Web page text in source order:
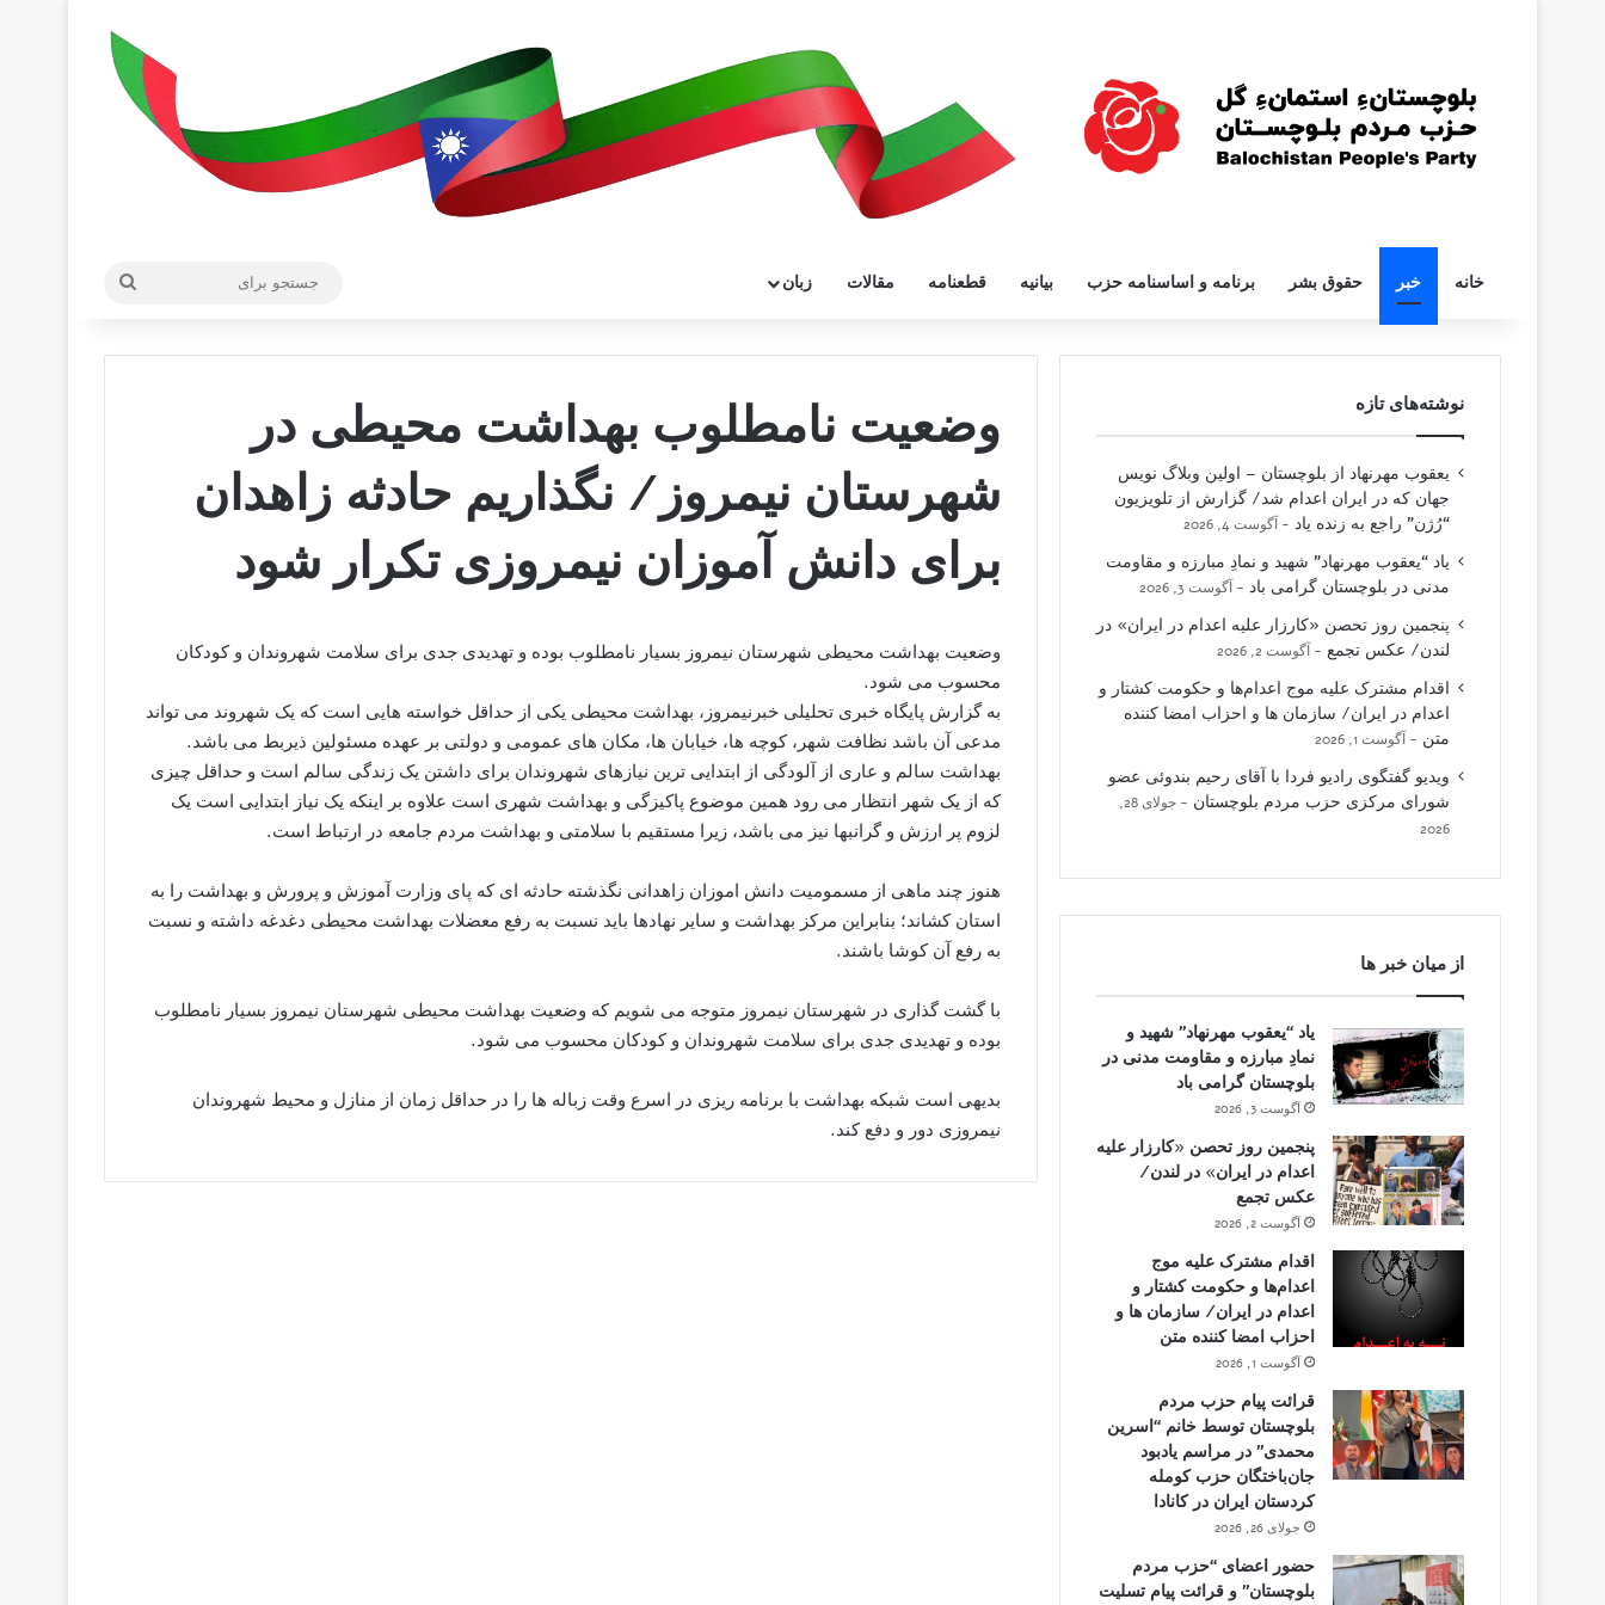
خانه خبر حقوق بشر برنامه و اساسنامه حزب بیانیه قطعنامه مقالات زبان
وضعیت نامطلوب بهداشت محیطی در
شهرستان نیمروز/ نگذاریم حادثه زاهدان
برای دانش آموزان نیمروزی تکرار شود
وضعیت بهداشت محیطی شهرستان نیمروز بسیار نامطلوب بوده و تهدیدی جدی برای سلامت شهروندان و کودکان
محسوب می شود.
به گزارش پایگاه خبری تحلیلی خبرنیمروز، بهداشت محیطی یکی از حداقل خواسته هایی است که یک شهروند می تواند
مدعی آن باشد نظافت شهر، کوچه ها، خیابان ها، مکان های عمومی و دولتی بر عهده مسئولین ذیربط می باشد.
بهداشت سالم و عاری از آلودگی از ابتدایی ترین نیازهای شهروندان برای داشتن یک زندگی سالم است و حداقل چیزی
که از یک شهر انتظار می رود همین موضوع پاکیزگی و بهداشت شهری است علاوه بر اینکه یک نیاز ابتدایی است یک
لزوم پر ارزش و گرانبها نیز می باشد، زیرا مستقیم با سلامتی و بهداشت مردم جامعه در ارتباط است.
هنوز چند ماهی از مسمومیت دانش اموزان زاهدانی نگذشته حادثه ای که پای وزارت آموزش و پرورش و بهداشت را به
استان کشاند؛ بنابراین مرکز بهداشت و سایر نهادها باید نسبت به رفع معضلات بهداشت محیطی دغدغه داشته و نسبت
به رفع آن کوشا باشند.
با گشت گذاری در شهرستان نیمروز متوجه می شویم که وضعیت بهداشت محیطی شهرستان نیمروز بسیار نامطلوب
بوده و تهدیدی جدی برای سلامت شهروندان و کودکان محسوب می شود.
بدیهی است شبکه بهداشت با برنامه ریزی در اسرع وقت زباله ها را در حداقل زمان از منازل و محیط شهروندان
نیمروزی دور و دفع کند.
نوشته‌های تازه
یعقوب مهرنهاد از بلوچستان – اولین وبلاگ نویس
جهان که در ایران اعدام شد/ گزارش از تلویزیون
“رُژن” راجع به زنده یاد
آگوست 4, 2026
یاد “یعقوب مهرنهاد” شهید و نمادِ مبارزه و مقاومت
مدنی در بلوچستان گرامی باد
آگوست 3, 2026
پنجمین روز تحصن «کارزار علیه اعدام در ایران» در
لندن/ عکس تجمع
آگوست 2, 2026
اقدام مشترک علیه موج اعدام‌ها و حکومت کشتار و
اعدام در ایران/ سازمان ها و احزاب امضا کننده
متن
آگوست 1, 2026
ویدیو گفتگوی رادیو فردا با آقای رحیم بندوئی عضو
شورای مرکزی حزب مردم بلوچستان
جولای 28,
2026
از میان خبر ها
یاد “یعقوب مهرنهاد” شهید و
نمادِ مبارزه و مقاومت مدنی در
بلوچستان گرامی باد
آگوست 3, 2026
پنجمین روز تحصن «کارزار علیه
اعدام در ایران» در لندن/
عکس تجمع
آگوست 2, 2026
اقدام مشترک علیه موج
اعدام‌ها و حکومت کشتار و
اعدام در ایران/ سازمان ها و
احزاب امضا کننده متن
آگوست 1, 2026
قرائت پیام حزب مردم
بلوچستان توسط خانم “اسرین
محمدی” در مراسم یادبود
جان‌باختگان حزب کومله
کردستان ایران در کانادا
جولای 26, 2026
حضور اعضای “حزب مردم
بلوچستان” و قرائت پیام تسلیت